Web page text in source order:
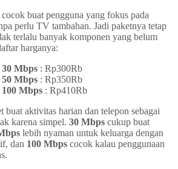
buat pengguna yang fokus pada
perlu TV tambahan. Jadi paketnya tetap
terlalu banyak komponen yang belum
harganya:
Mbps : Rp300Rb
Mbps : Rp350Rb
Mbps : Rp410Rb
buat aktivitas harian dan telepon sebagai
karena simpel. 30 Mbps cukup buat
lebih nyaman untuk keluarga dengan
dan 100 Mbps cocok kalau penggunaan